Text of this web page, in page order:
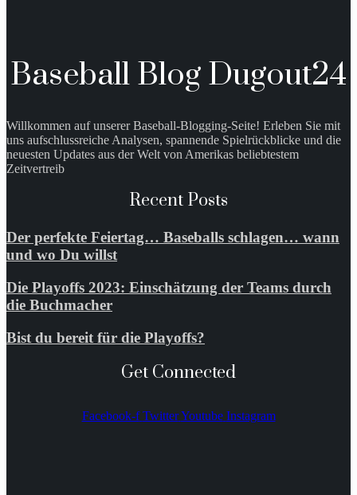
Baseball Blog Dugout24
Willkommen auf unserer Baseball-Blogging-Seite! Erleben Sie mit
uns aufschlussreiche Analysen, spannende Spielrückblicke und die
neuesten Updates aus der Welt von Amerikas beliebtestem
Zeitvertreib
Recent Posts
Der perfekte Feiertag… Baseballs schlagen… wann
und wo Du willst
Die Playoffs 2023: Einschätzung der Teams durch
die Buchmacher
Bist du bereit für die Playoffs?
Get Connected
Facebook-f Twitter Youtube Instagram